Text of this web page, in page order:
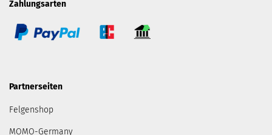
Zahlungsarten
Partnerseiten
Felgenshop
MOMO-Germany